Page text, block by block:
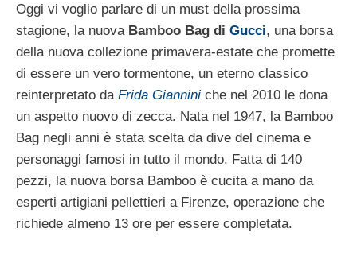
Oggi vi voglio parlare di un must della prossima
stagione, la nuova Bamboo Bag di Gucci, una borsa
della nuova collezione primavera-estate che promette
di essere un vero tormentone, un eterno classico
reinterpretato da Frida Giannini che nel 2010 le dona
un aspetto nuovo di zecca. Nata nel 1947, la Bamboo
Bag negli anni è stata scelta da dive del cinema e
personaggi famosi in tutto il mondo. Fatta di 140
pezzi, la nuova borsa Bamboo è cucita a mano da
esperti artigiani pellettieri a Firenze, operazione che
richiede almeno 13 ore per essere completata.